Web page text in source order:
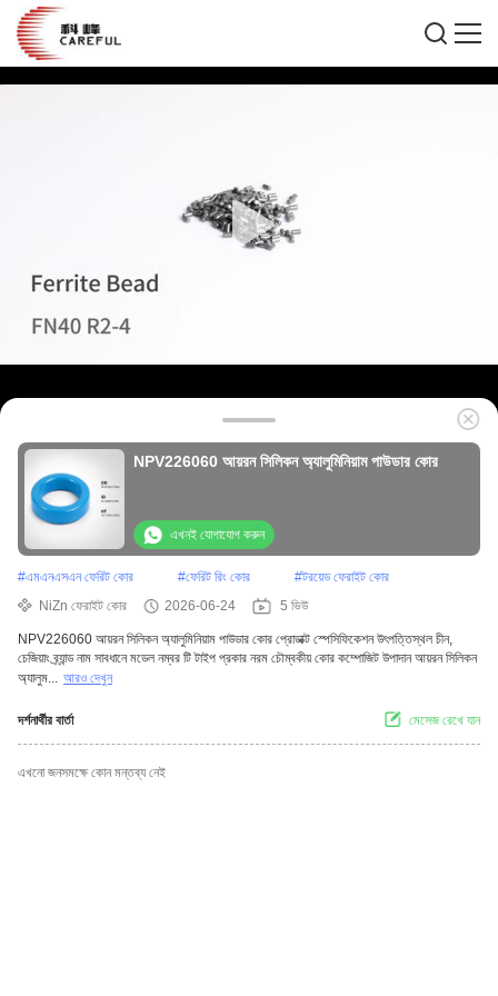
NPV226060 আয়রন সিলিকন অ্যালুমিনিয়াম পাউডার কোর
এখনই যোগাযোগ করুন
#এমএনএসএন ফেরিট কোর #ফেরিট রিং কোর #টরয়েড ফেরাইট কোর
NiZn ফেরাইট কোর
2026-06-24 5 ভিউ
NPV226060 আয়রন সিলিকন অ্যালুমিনিয়াম পাউডার কোর প্রোডাক্ট স্পেসিফিকেশন উৎপত্তিস্থল চীন,
চেজিয়াং ব্র্যান্ড নাম সাবধানে মডেল নম্বর টি টাইপ প্রকার নরম চৌম্বকীয় কোর কম্পোজিট উপাদান আয়রন সিলিকন
অ্যালুম... আরও দেখুন
দর্শনার্থীর বার্তা মেসেজ রেখে যান
এখনো জনসমক্ষে কোন মন্তব্য নেই